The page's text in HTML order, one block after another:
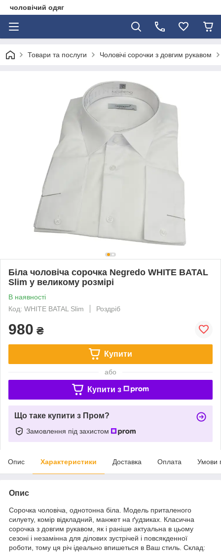
чоловічий одяг
Товари та послуги Чоловічі сорочки з довгим рукавом
Біла чоловіча сорочка Negredo WHITE BATAL
Slim у великому розмірі
В наявності
Код: WHITE BATAL Slim
Роздріб
980 ₴
Купити
або
Купити з
Що таке купити з Пром?
Замовлення під захистом
Опис Характеристики Доставка Оплата Умови
Опис
Сорочка чоловіча, однотонна біла. Модель приталеного
силуету, комір відкладний, манжет на ґудзиках. Класична
сорочка з довгим рукавом, як і раніше актуальна в цьому
сезоні і незамінна для ділових зустрічей і повсякденної
роботи, тому ця річ ідеально впишеться в Ваш стиль. Склад: